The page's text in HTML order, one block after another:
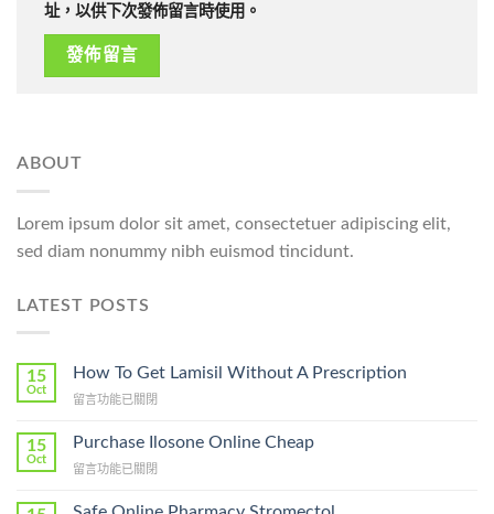
址，以供下次發佈留言時使用。
ABOUT
Lorem ipsum dolor sit amet, consectetuer adipiscing elit,
sed diam nonummy nibh euismod tincidunt.
LATEST POSTS
15
Oct
How To Get Lamisil Without A Prescription
在
To
Lamisil
A
留言功能已關閉
15
Oct
Purchase Ilosone Online Cheap
在
Ilosone
留言功能已關閉